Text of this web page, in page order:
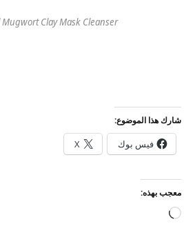
Clay Mask Cleanser
شارك هذا الموضوع:
فيس بوك X
معجب بهذه:
جاري